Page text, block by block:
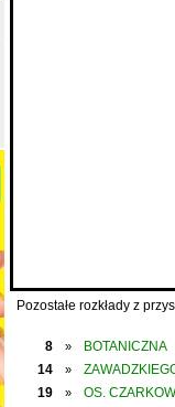
Pozostałe rozkłady z
8 »
BOTANICZNA
14
»
19
»
OS.